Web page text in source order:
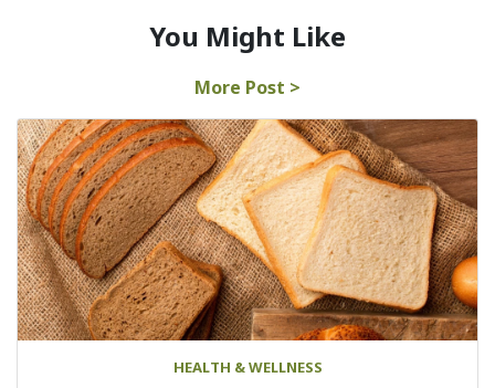
You Might Like
More Post >
HEALTH & WELLNESS